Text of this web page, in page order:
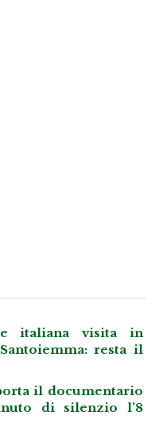
italiana visita in
resta il
il documentario
di silenzio l’8